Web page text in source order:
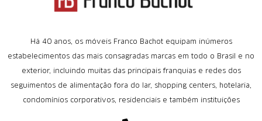
Há 40 anos, os móveis Franco Bachot equipam inúmeros
estabelecimentos das mais consagradas marcas em todo o Brasil e no
exterior, incluindo muitas das principais franquias e redes dos
seguimentos de alimentação fora do lar, shopping centers, hotelaria,
condomínios corporativos, residenciais e também instituições